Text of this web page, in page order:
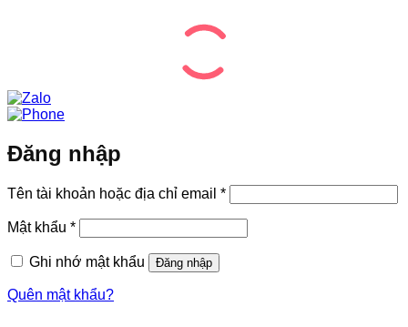
Đăng nhập
Tên tài khoản hoặc địa chỉ email *Bắt
buộc
Mật khẩu *Bắt
buộc
Ghi nhớ mật khẩu
Đăng nhập
Quên mật khẩu?